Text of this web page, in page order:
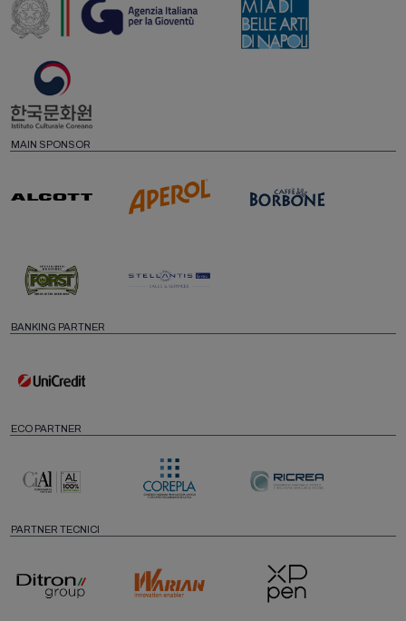
MAIN SPONSOR
BANKING PARTNER
ECO PARTNER
PARTNER TECNICI